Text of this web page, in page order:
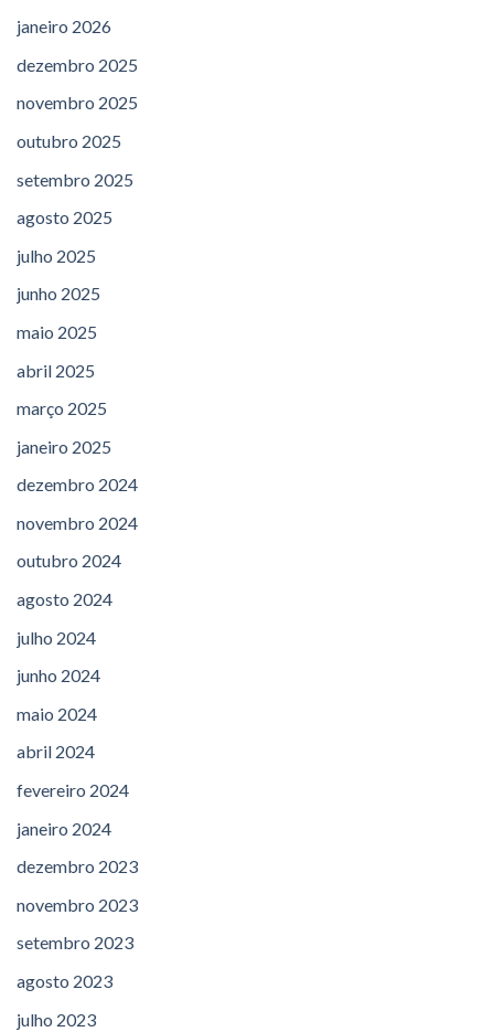
janeiro 2026
dezembro 2025
novembro 2025
outubro 2025
setembro 2025
agosto 2025
julho 2025
junho 2025
maio 2025
abril 2025
março 2025
janeiro 2025
dezembro 2024
novembro 2024
outubro 2024
agosto 2024
julho 2024
junho 2024
maio 2024
abril 2024
fevereiro 2024
janeiro 2024
dezembro 2023
novembro 2023
setembro 2023
agosto 2023
julho 2023